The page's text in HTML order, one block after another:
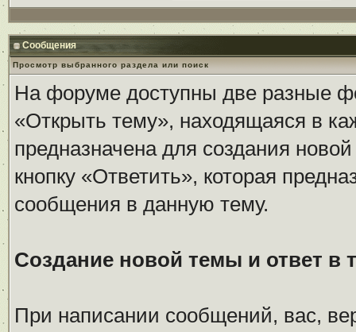
Сообщения
Просмотр выбранного раздела или поиск
На форуме доступны две разные
«Открыть тему», находящаяся в
предназначена для создания
кнопку «Ответить», которая
сообщения в данную тему.
Создание новой темы и ответ в
При написании сообщений, вас,